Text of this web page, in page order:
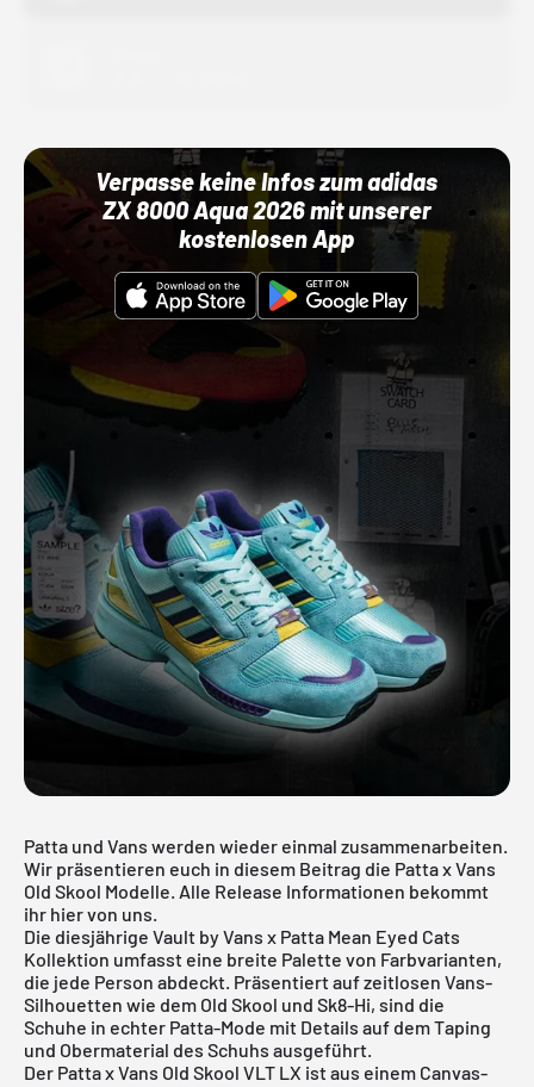
Verpasse keine Infos zum adidas
ZX 8000 Aqua 2026 mit unserer
kostenlosen App
Patta und Vans werden wieder einmal zusammenarbeiten.
Wir präsentieren euch in diesem Beitrag die Patta x Vans
Old Skool Modelle. Alle Release Informationen bekommt
ihr hier von uns.
Die diesjährige Vault by Vans x Patta Mean Eyed Cats
Kollektion umfasst eine breite Palette von Farbvarianten,
die jede Person abdeckt. Präsentiert auf zeitlosen Vans-
Silhouetten wie dem Old Skool und Sk8-Hi, sind die
Schuhe in echter Patta-Mode mit Details auf dem Taping
und Obermaterial des Schuhs ausgeführt.
Der Patta x Vans Old Skool VLT LX ist aus einem Canvas-